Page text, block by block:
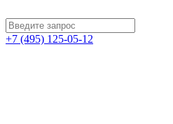
+7 (495) 125-05-12